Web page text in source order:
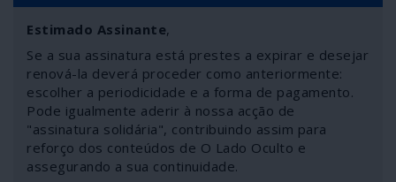
Estimado Assinante,
Se a sua assinatura está prestes a expirar e desejar
renová-la deverá proceder como anteriormente:
escolher a periodicidade e a forma de pagamento.
Pode igualmente aderir à nossa acção de
"assinatura solidária", contribuindo assim para
reforço dos conteúdos de O Lado Oculto e
assegurando a sua continuidade.